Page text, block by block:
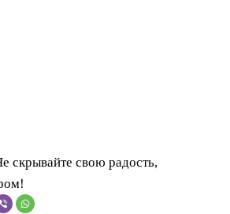
скрывайте свою радость,